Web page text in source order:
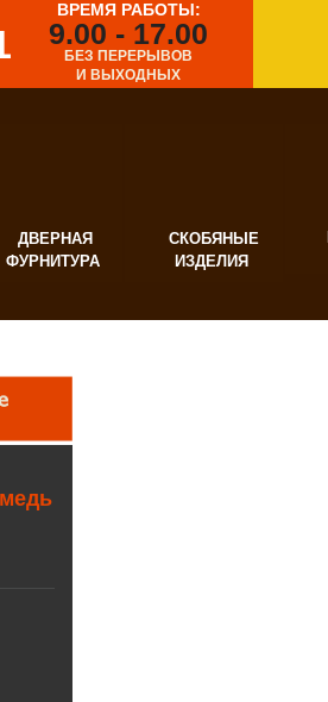
СКОБЯНЫЕ
ИЗДЕЛИЯ
ВРЕМЯ РАБОТЫ:
9.00 - 17.00
БЕЗ ПЕРЕРЫВОВ
И ВЫХОДНЫХ